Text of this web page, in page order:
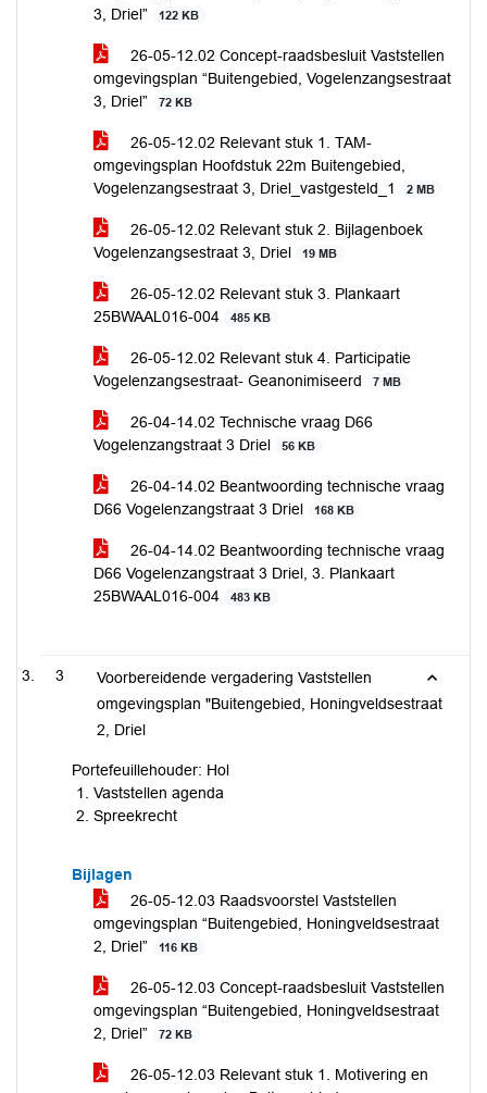
3, Driel”
122 KB
26-05-12.02 Concept-raadsbesluit Vaststellen
omgevingsplan “Buitengebied, Vogelenzangsestraat
3, Driel”
72 KB
26-05-12.02 Relevant stuk 1. TAM-
omgevingsplan Hoofdstuk 22m Buitengebied,
Vogelenzangsestraat 3, Driel_vastgesteld_1
2 MB
26-05-12.02 Relevant stuk 2. Bijlagenboek
Vogelenzangsestraat 3, Driel
19 MB
26-05-12.02 Relevant stuk 3. Plankaart
25BWAAL016-004
485 KB
26-05-12.02 Relevant stuk 4. Participatie
Vogelenzangsestraat- Geanonimiseerd
7 MB
26-04-14.02 Technische vraag D66
Vogelenzangstraat 3 Driel
56 KB
26-04-14.02 Beantwoording technische vraag
D66 Vogelenzangstraat 3 Driel
168 KB
26-04-14.02 Beantwoording technische vraag
D66 Vogelenzangstraat 3 Driel, 3. Plankaart
25BWAAL016-004
483 KB
3
Voorbereidende vergadering Vaststellen
omgevingsplan "Buitengebied, Honingveldsestraat
2, Driel
Portefeuillehouder: Hol
Vaststellen agenda
Spreekrecht
Bijlagen
26-05-12.03 Raadsvoorstel Vaststellen
omgevingsplan “Buitengebied, Honingveldsestraat
2, Driel”
116 KB
26-05-12.03 Concept-raadsbesluit Vaststellen
omgevingsplan “Buitengebied, Honingveldsestraat
2, Driel”
72 KB
26-05-12.03 Relevant stuk 1. Motivering en